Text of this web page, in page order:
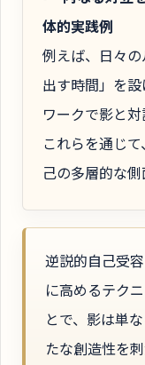
体的実践例
例えば、日々
出す時間」を
ワークで影と対
これらを通じ
己の多層的な側
逆説的自己受
に高めるテク
とで、影は単
たな創造性を